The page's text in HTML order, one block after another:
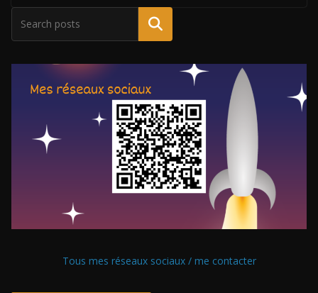
Tous mes réseaux sociaux / me contacter